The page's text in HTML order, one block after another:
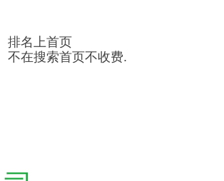
排名上首页
不在搜索首页不收费.